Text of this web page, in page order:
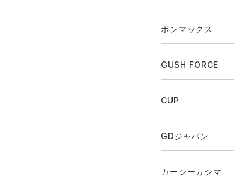
ボンマックス
GUSH FORCE
CUP
GDジャパン
カーシーカシマ